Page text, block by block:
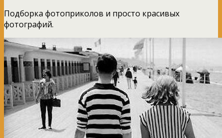
Подборка фотоприколов и просто красивых
фотографий.